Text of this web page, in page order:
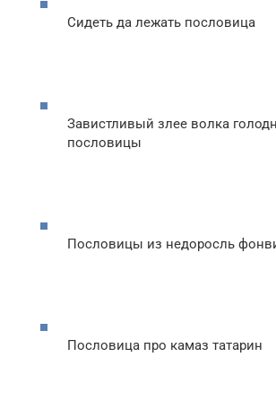
Сидеть да лежать пословица
Завистливый злее волка
пословицы
Пословицы из недоросль
Пословица про камаз татарин